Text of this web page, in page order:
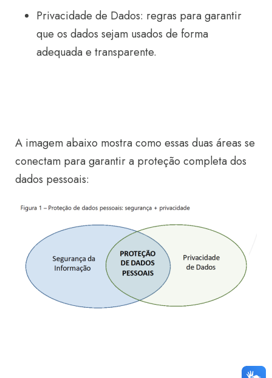
Privacidade de Dados: regras para garantir
que os dados sejam usados de forma
adequada e transparente.
A imagem abaixo mostra como essas duas áreas se
conectam para garantir a proteção completa dos
dados pessoais: